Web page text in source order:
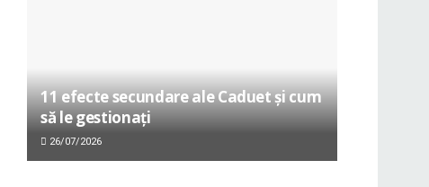
11 efecte secundare ale Caduet și cum
să le gestionați
26/07/2026